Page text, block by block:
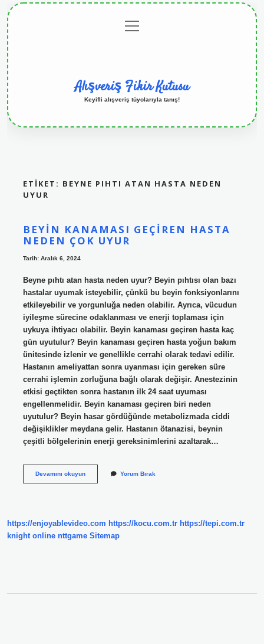
menüyü
aç
Alışveriş Fikir Kutusu
Keyifli alışveriş tüyolarıyla tanış!
ETIKET: BEYNE PIHTI ATAN HASTA NEDEN
UYUR
BEYIN KANAMASI GEÇIREN HASTA
NEDEN ÇOK UYUR
Tarih: Aralık 6, 2024
Beyne pıhtı atan hasta neden uyur? Beyin pıhtısı olan bazı
hastalar uyumak isteyebilir, çünkü bu beyin fonksiyonlarını
etkileyebilir ve yorgunluğa neden olabilir. Ayrıca, vücudun
iyileşme sürecine odaklanması ve enerji toplaması için
uykuya ihtiyacı olabilir. Beyin kanaması geçiren hasta kaç
gün uyutulur? Beyin kanaması geçiren hasta yoğun bakım
ünitesinde izlenir ve genellikle cerrahi olarak tedavi edilir.
Hastanın ameliyattan sonra uyanması için gereken süre
cerrahi işlemin zorluğuna bağlı olarak değişir. Anestezinin
etkisi geçtikten sonra hastanın ilk 24 saat uyuması
engellenmelidir. Beyin kanaması geçiren biri neden
uyutulur? Beyin hasar gördüğünde metabolizmada ciddi
değişiklikler meydana gelir. Hastanın ötanazisi, beynin
çeşitli bölgelerinin enerji gereksinimlerini azaltarak…
Devamını okuyunBeyin
Uyur
Yorum Bırak
https://enjoyablevideo.com https://kocu.com.tr https://tepi.com.tr
knight online nttgame Sitemap